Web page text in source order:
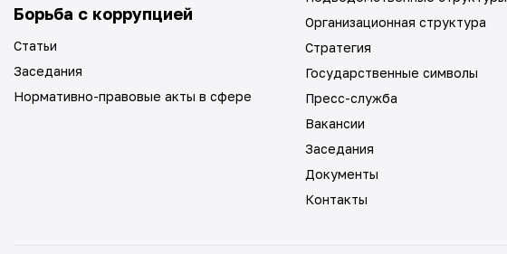
Борьба с коррупцией
Статьи
Заседания
Нормативно-правовые акты в сфере
Организационная структура
Стратегия
Государственные символы
Пресс-служба
Вакансии
Заседания
Документы
Контакты